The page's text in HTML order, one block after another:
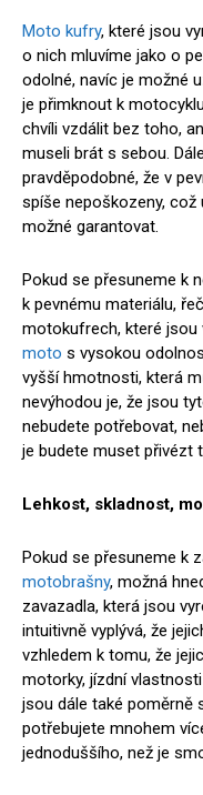
Moto kufry, které jsou
o nich mluvíme jako o
odolné, navíc je možné
je přimknout k
chvíli vzdálit bez toho,
museli brát s sebou.
pravděpodobné, že v
spíše nepoškozeny, což
možné garantovat.
Pokud se přesuneme k
k pevnému materiálu,
motokufrech, které jsou
moto s vysokou
vyšší hmotnosti, která
nevýhodou je, že jsou
nebudete potřebovat,
je budete muset přivézt
Lehkost, skladnost,
Pokud se přesuneme k
motobrašny, možná
zavazadla, která jsou
intuitivně vyplývá, že
vzhledem k tomu, že
motorky, jízdní
jsou dále také poměrně
potřebujete mnohem
jednoduššího, než je